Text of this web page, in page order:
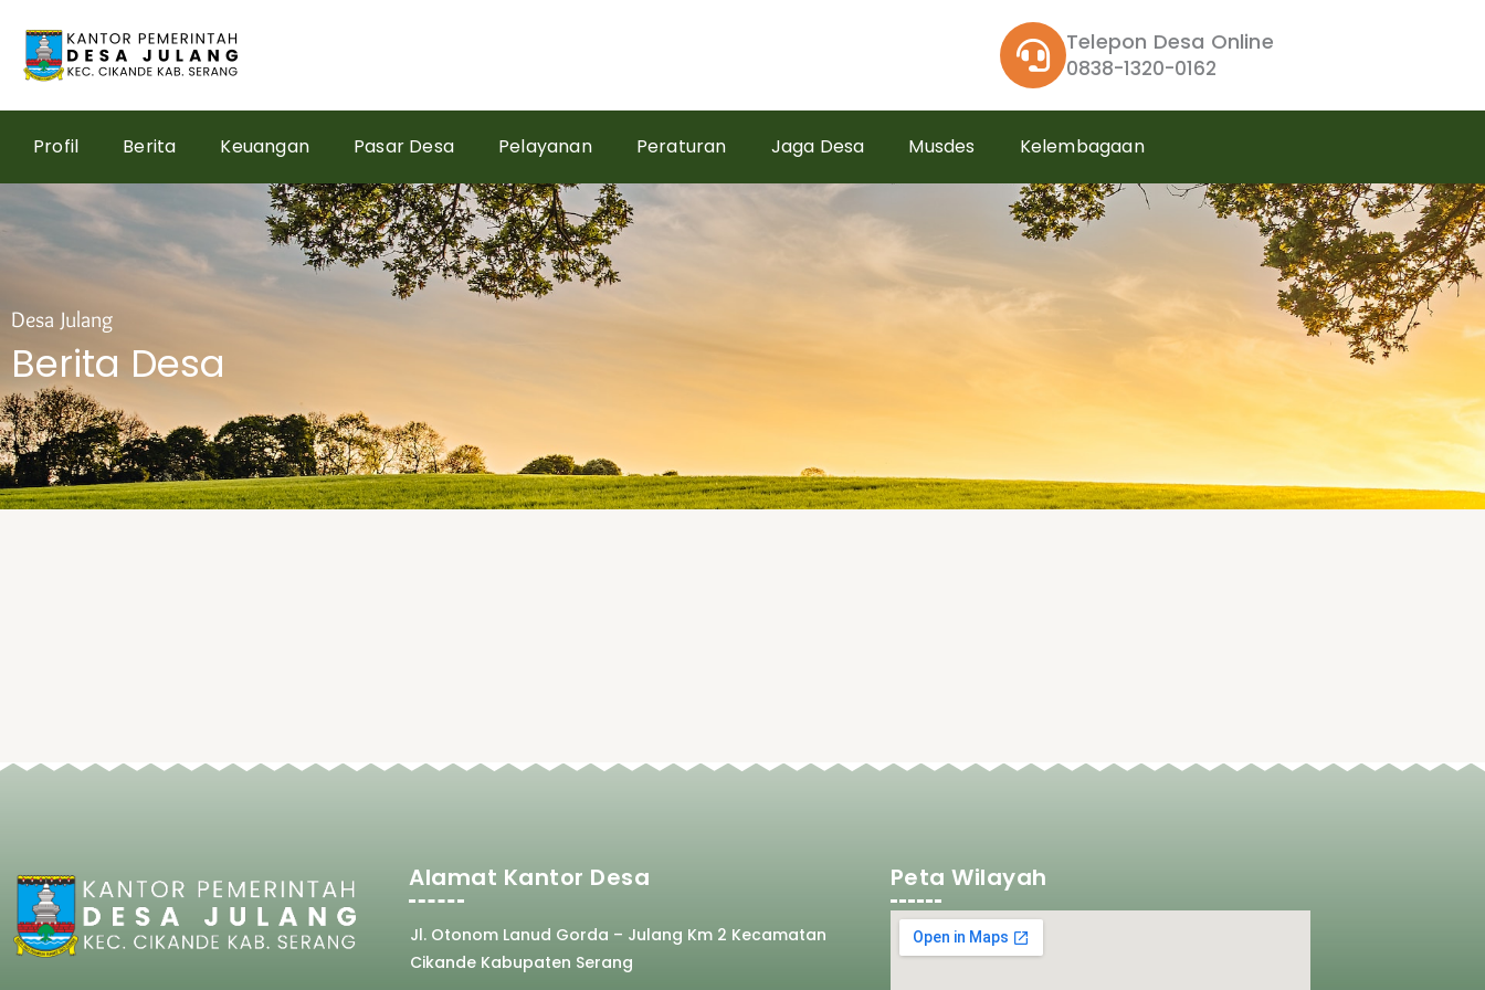
content
Telepon Desa Online
0838-1320-0162
Profil Berita Keuangan Pasar Desa Pelayanan Peraturan Jaga Desa Musdes Kelembagaan
Desa Julang
Berita Desa
Alamat Kantor Desa
Jl. Otonom Lanud Gorda – Julang Km 2 Kecamatan
Cikande Kabupaten Serang
Peta Wilayah